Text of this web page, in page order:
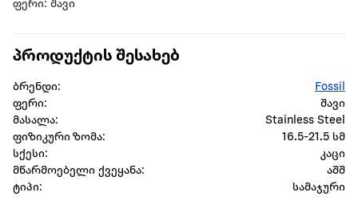
ფერი: შავი
პროდუქტის შესახებ
ბრენდი:
Fossil
ფერი:
შავი
მასალა:
Stainless Steel
ფიზიკური ზომა:
16.5-21.5 სმ
სქესი:
კაცი
მწარმოებელი ქვეყანა:
აშშ
ტიპი:
სამაჯური